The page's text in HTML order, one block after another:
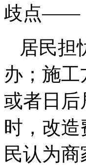
歧点——
居民担
办；施
或者日后
时，改
民认为